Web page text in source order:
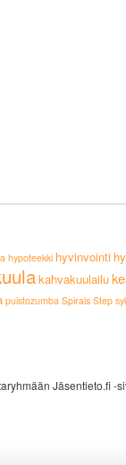
hypoteekki hyvinvointi
kahvakuulailu
puistozumba Spirals Step
Jäsentieto.fi -